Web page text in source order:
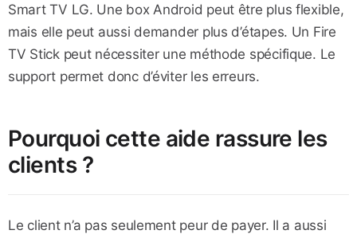
Smart TV LG. Une box Android peut être plus flexible,
mais elle peut aussi demander plus d’étapes. Un Fire
TV Stick peut nécessiter une méthode spécifique. Le
support permet donc d’éviter les erreurs.
Pourquoi cette aide rassure les
clients ?
Le client n’a pas seulement peur de payer. Il a aussi